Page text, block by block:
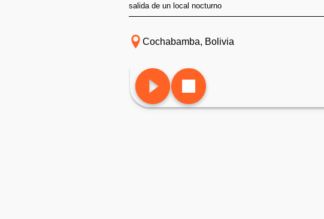
salida de un local nocturno
Cochabamba, Bolivia